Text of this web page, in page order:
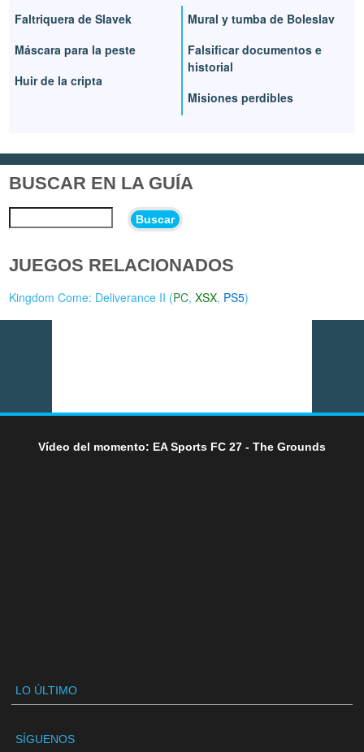
Faltriquera de Slavek
Máscara para la peste
Huir de la cripta
Mural y tumba de Boleslav
Falsificar documentos e
historial
Misiones perdibles
BUSCAR EN LA GUÍA
Buscar
JUEGOS RELACIONADOS
Kingdom Come: Deliverance II (PC,XSX, PS5)
Vídeo del momento: EA Sports FC 27 - The Grounds
LO ÚLTIMO
SÍGUENOS